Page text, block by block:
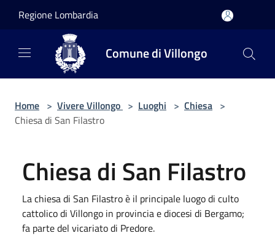
Regione Lombardia
Comune di Villongo
Home > Vivere Villongo > Luoghi > Chiesa >
Chiesa di San Filastro
Chiesa di San Filastro
La chiesa di San Filastro è il principale luogo di culto
cattolico di Villongo in provincia e diocesi di Bergamo;
fa parte del vicariato di Predore.